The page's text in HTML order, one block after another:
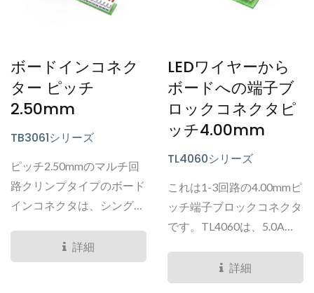
ボードインコネク
ター ピッチ
2.50mm
TB3061シリーズ
ピッチ2.50mmのマルチ回
路クリンプタイプのボード
インコネクタは、シングル
入力設計で、最大32回路ま
で対応しています。...
詳細
LEDワイヤーから
ボードへの端子ブ
ロックコネクタピ
ッチ4.00mm
TL4060シリーズ
これは1-3回路の4.00mmピ
ッチ端子ブロックコネクタ
です。TL4060は、5.0Aか
AWG#18からAWG#24のワ
イヤ範囲を持っています。
詳細